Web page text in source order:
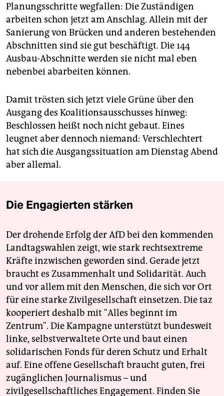
Planungsschritte wegfallen: Die Zuständigen
arbeiten schon jetzt am Anschlag. Allein mit der
Sanierung von Brücken und anderen bestehenden
Abschnitten sind sie gut beschäftigt. Die 144
Ausbau-Abschnitte werden sie nicht mal eben
nebenbei abarbeiten können.
Damit trösten sich jetzt viele Grüne über den
Ausgang des Koalitionsausschusses hinweg:
Beschlossen heißt noch nicht gebaut. Eines
leugnet aber dennoch niemand: Verschlechtert
hat sich die Ausgangssituation am Dienstag Abend
aber allemal.
Die Engagierten stärken
Der drohende Erfolg der AfD bei den kommenden
Landtagswahlen zeigt, wie stark rechtsextreme
Kräfte inzwischen geworden sind. Gerade jetzt
braucht es Zusammenhalt und Solidarität. Auch
und vor allem mit den Menschen, die sich vor Ort
für eine starke Zivilgesellschaft einsetzen. Die taz
kooperiert deshalb mit "Alles beginnt im
Zentrum". Die Kampagne unterstützt bundesweit
linke, selbstverwaltete Orte und baut einen
solidarischen Fonds für deren Schutz und Erhalt
auf. Eine offene Gesellschaft braucht guten, frei
zugänglichen Journalismus – und
zivilgesellschaftliches Engagement. Finden Sie